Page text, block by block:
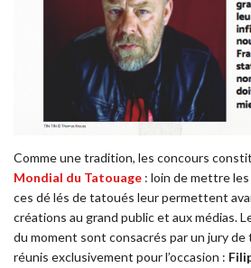
Comme une tradition, les concours
Mondial du Tatouage : loin de mettre
ces dé lés de tatoués leur permettent
créations au grand public et aux médias.
du moment sont consacrés par un jury
réunis exclusivement pour l’occasion :